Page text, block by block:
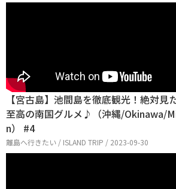
【宮古島】池間島を徹底観光！絶対見
至高の南国グルメ♪（沖縄/Okinawa/
n） #4
離島へ行きたい / ISLAND TRIP / 2023-09-30